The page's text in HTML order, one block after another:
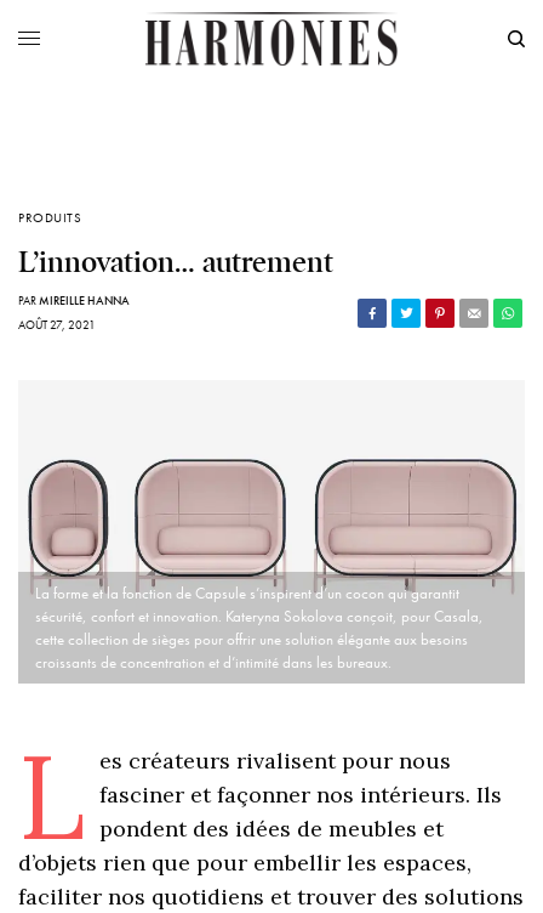
PRODUITS
L’innovation… autrement
PARMIREILLE HANNA
AOÛT 27, 2021
La forme et la fonction de Capsule s’inspirent d’un cocon qui garantit
sécurité, confort et innovation. Kateryna Sokolova conçoit, pour Casala,
cette collection de sièges pour offrir une solution élégante aux besoins
croissants de concentration et d’intimité dans les bureaux.
L
es créateurs rivalisent pour nous
fasciner et façonner nos intérieurs. Ils
pondent des idées de meubles et
d’objets rien que pour embellir les espaces,
faciliter nos quotidiens et trouver des solutions